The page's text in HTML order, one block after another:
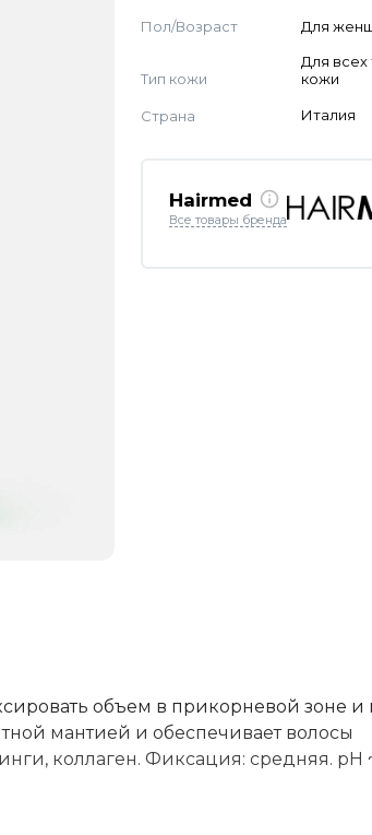
Пол/Возраст Для
Тип кожи
Для всех
кожи
Страна Италия
Hairmed
Все товары бренда
объем в прикорневой зоне и
мантией и обеспечивает волосы
коллаген. Фиксация: средняя. рН